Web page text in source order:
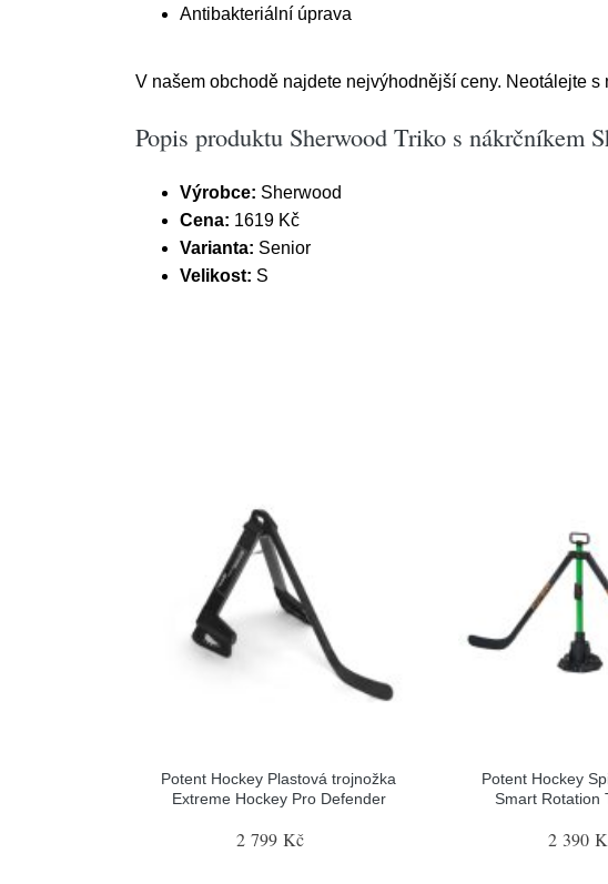
Antibakteriální úprava
V našem obchodě najdete nejvýhodnější ceny. Neotálejte
Popis produktu Sherwood Triko s nákrčníkem
Výrobce: Sherwood
Cena: 1619 Kč
Varianta: Senior
Velikost: S
Potent Hockey Plastová trojnožka
Extreme Hockey Pro Defender
2 799 Kč
Potent Hockey
Smart Rotation
2 390